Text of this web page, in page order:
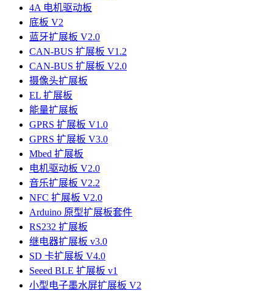
4A 电机驱动板
底板 V2
蓝牙扩展板 V2.0
CAN-BUS 扩展板 V1.2
CAN-BUS 扩展板 V2.0
摄像头扩展板
EL 扩展板
能量扩展板
GPRS 扩展板 V1.0
GPRS 扩展板 V3.0
Mbed 扩展板
电机驱动板 V2.0
音乐扩展板 V2.2
NFC 扩展板 V2.0
Arduino 原型扩展板套件
RS232 扩展板
继电器扩展板 v3.0
SD 卡扩展板 V4.0
Seeed BLE 扩展板 v1
小型电子墨水屏扩展板 V2